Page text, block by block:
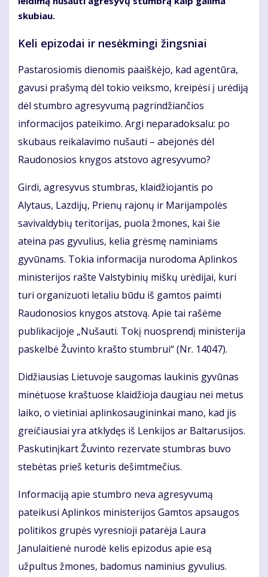
skubiau.
Keli epizodai ir nesėkmingi žingsniai
Pastarosiomis dienomis paaiškėjo, kad agentūra,
gavusi prašymą dėl tokio veiksmo, kreipėsi į urėdiją
dėl stumbro agresyvumą pagrindžiančios
informacijos pateikimo. Argi neparadoksalu: po
skubaus reikalavimo nušauti – abejonės dėl
Raudonosios knygos atstovo agresyvumo?
Girdi, agresyvus stumbras, klaidžiojantis po
Alytaus, Lazdijų, Prienų rajonų ir Marijampolės
savivaldybių teritorijas, puola žmones, kai šie
ateina pas gyvulius, kelia grėsmę naminiams
gyvūnams. Tokia informacija nurodoma Aplinkos
ministerijos rašte Valstybinių miškų urėdijai, kuri
turi organizuoti letaliu būdu iš gamtos paimti
Raudonosios knygos atstovą. Apie tai rašėme
publikacijoje „Nušauti. Tokį nuosprendį ministerija
paskelbė Žuvinto krašto stumbrui“ (Nr. 14047).
Didžiausias Lietuvoje saugomas laukinis gyvūnas
minėtuose kraštuose klaidžioja daugiau nei metus
laiko, o vietiniai aplinkosaugininkai mano, kad jis
greičiausiai yra atklydęs iš Lenkijos ar Baltarusijos.
Paskutinįkart Žuvinto rezervate stumbras buvo
stebėtas prieš keturis dešimtmečius.
Informaciją apie stumbro neva agresyvumą
pateikusi Aplinkos ministerijos Gamtos apsaugos
politikos grupės vyresnioji patarėja Laura
Janulaitienė nurodė kelis epizodus apie esą
užpultus žmones, badomus naminius gyvulius.